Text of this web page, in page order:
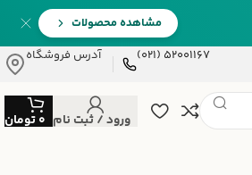
مشاهده محصولات
52001167 (021)
آدرس فروشگاه
ورود / ثبت نام 0تومان